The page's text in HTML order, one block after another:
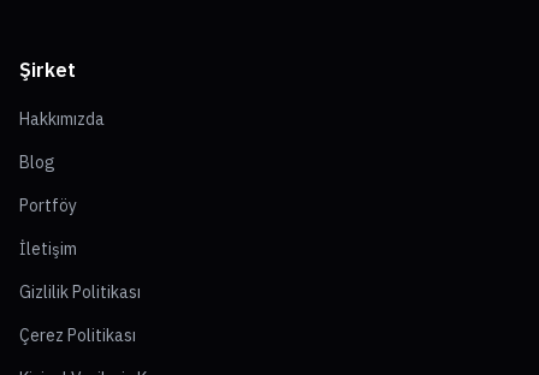
Şirket
Hakkımızda
Blog
Portföy
İletişim
Gizlilik Politikası
Çerez Politikası